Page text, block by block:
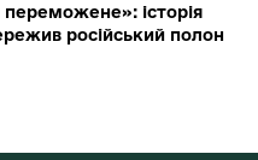
історія
російський полон